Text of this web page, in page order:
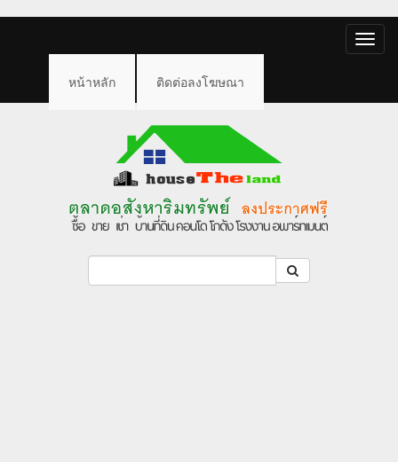
Toggle
หน้าหลัก ติดต่อลงโฆษณา